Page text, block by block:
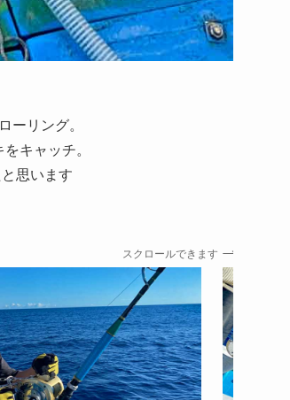
ーリング。
キャッチ。
思います
スクロールできます